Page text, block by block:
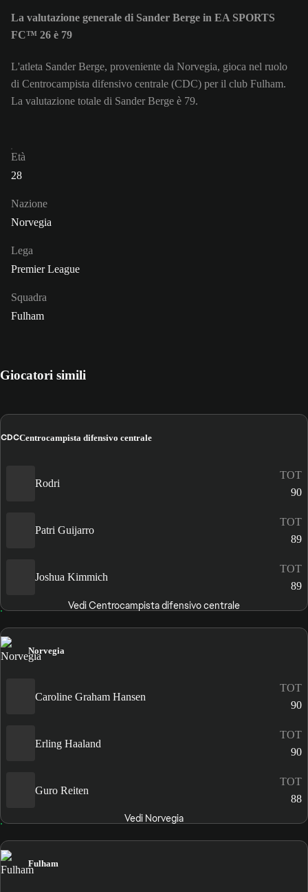
La valutazione generale di Sander Berge in EA SPORTS
FC™ 26 è 79
L'atleta Sander Berge, proveniente da Norvegia, gioca nel ruolo
di Centrocampista difensivo centrale (CDC) per il club Fulham.
La valutazione totale di Sander Berge è 79.
Età
28
Nazione
Norvegia
Lega
Premier League
Squadra
Fulham
Giocatori simili
CDCCentrocampista difensivo centrale
Rodri
TOT
90
Patri Guijarro
TOT
89
Joshua Kimmich
TOT
89
Vedi Centrocampista difensivo centrale
Norvegia
Caroline Graham Hansen
TOT
90
Erling Haaland
TOT
90
Guro Reiten
TOT
88
Vedi Norvegia
Fulham